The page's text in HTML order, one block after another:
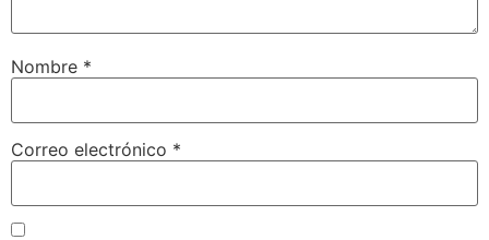
Nombre *
Correo electrónico *